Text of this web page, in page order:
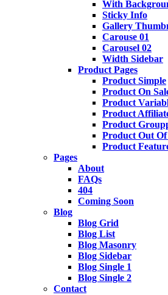
With
Sticky Info
Gallery
Carouse 01
Carousel 02
Width Sidebar
Product Pages
Product Simple
Product On
Product
Product
Product
Product Out Of
Product
Pages
About
FAQs
404
Coming Soon
Blog
Blog Grid
Blog List
Blog Masonry
Blog Sidebar
Blog Single 1
Blog Single 2
Contact